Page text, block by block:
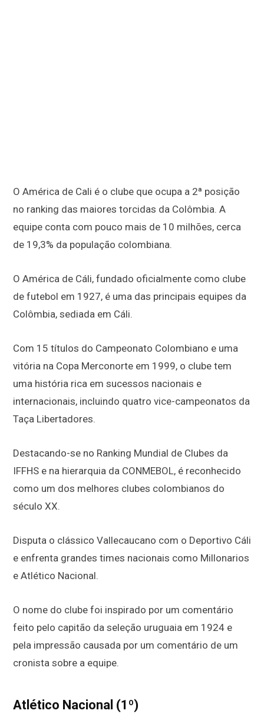
O América de Cali é o clube que ocupa a 2ª posição
no ranking das maiores torcidas da Colômbia. A
equipe conta com pouco mais de 10 milhões, cerca
de 19,3% da população colombiana.
O América de Cáli, fundado oficialmente como clube
de futebol em 1927, é uma das principais equipes da
Colômbia, sediada em Cáli.
Com 15 títulos do Campeonato Colombiano e uma
vitória na Copa Merconorte em 1999, o clube tem
uma história rica em sucessos nacionais e
internacionais, incluindo quatro vice-campeonatos da
Taça Libertadores.
Destacando-se no Ranking Mundial de Clubes da
IFFHS e na hierarquia da CONMEBOL, é reconhecido
como um dos melhores clubes colombianos do
século XX.
Disputa o clássico Vallecaucano com o Deportivo Cáli
e enfrenta grandes times nacionais como Millonarios
e Atlético Nacional.
O nome do clube foi inspirado por um comentário
feito pelo capitão da seleção uruguaia em 1924 e
pela impressão causada por um comentário de um
cronista sobre a equipe.
Atlético Nacional (1º)